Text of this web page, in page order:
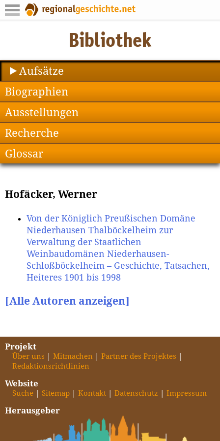
Aufsätze
Biographien
Ausstellungen
Recherche
Glossar
Hofäcker, Werner
Von der Königlich Preußischen Domäne
Niederhausen Thalböckelheim zur
Verwaltung der Staatlichen
Weinbaudomänen Niederhausen-
Schloßböckelheim – Geschichte, Tatsachen,
Heiteres 1901 bis 1998
[Alle Autoren anzeigen]
Projekt
Über uns Mitmachen
Partner des Projektes
Redaktionsrichtlinien
Website
Suche Sitemap Kontakt Datenschutz Impressum
Herausgeber